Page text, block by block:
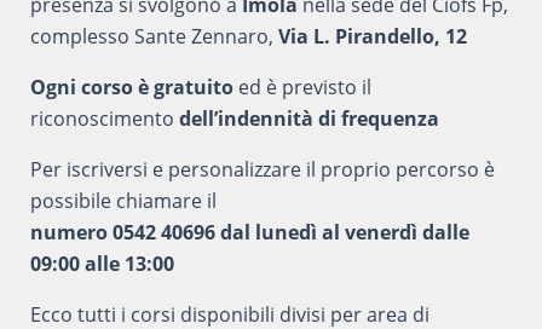
complesso Sante Zennaro, Via L. Pirandello, 12
Ogni corso è gratuitoed è previsto il
riconoscimento dell’indennità di frequenza
Per iscriversi e personalizzare il proprio percorso è
possibile chiamare il
numero 0542 40696 dal lunedì al venerdì dalle
09:00 alle 13:00
Ecco tutti i corsi disponibili divisi per area di